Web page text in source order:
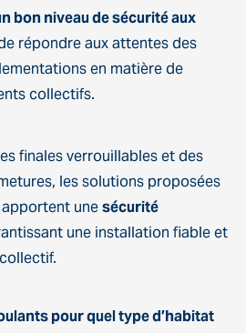
bon niveau de sécurité aux
répondre aux attentes des
en matière de
collectifs.
finales verrouillables et des
les solutions proposées
apportent unesécurité
une installation fiable et
pour quel type d’habitat